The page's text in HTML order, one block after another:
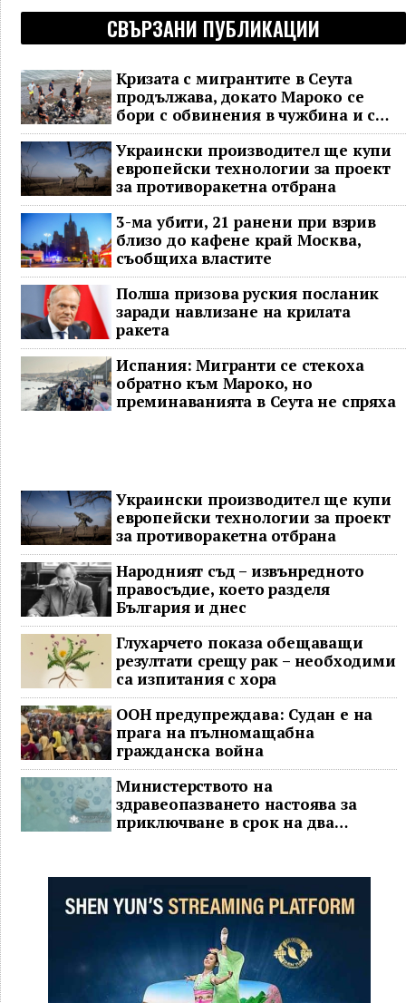
СВЪРЗАНИ ПУБЛИКАЦИИ
Кризата с мигрантите в Сеута
продължава, докато Мароко се
бори с обвинения в чужбина и с
гнева у дома
Украински производител ще купи
европейски технологии за проект
за противоракетна отбрана
3-ма убити, 21 ранени при взрив
близо до кафене край Москва,
съобщиха властите
Полша призова руския посланик
заради навлизане на крилата
ракета
Испания: Мигранти се стекоха
обратно към Мароко, но
преминаванията в Сеута не спряха
Украински производител ще купи
европейски технологии за проект
за противоракетна отбрана
Народният съд – извънредното
правосъдие, което разделя
България и днес
Глухарчето показа обещаващи
резултати срещу рак – необходими
са изпитания с хора
ООН предупреждава: Судан е на
прага на пълномащабна
гражданска война
Министерството на
здравеопазването настоява за
приключване в срок на два